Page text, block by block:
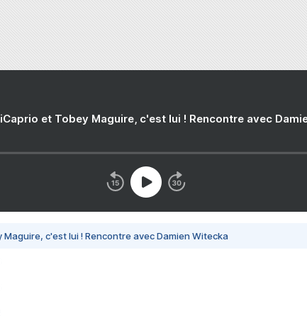
et Tobey Maguire, c'est lui ! Rencontre avec
c'est lui ! Rencontre avec Damien Witecka